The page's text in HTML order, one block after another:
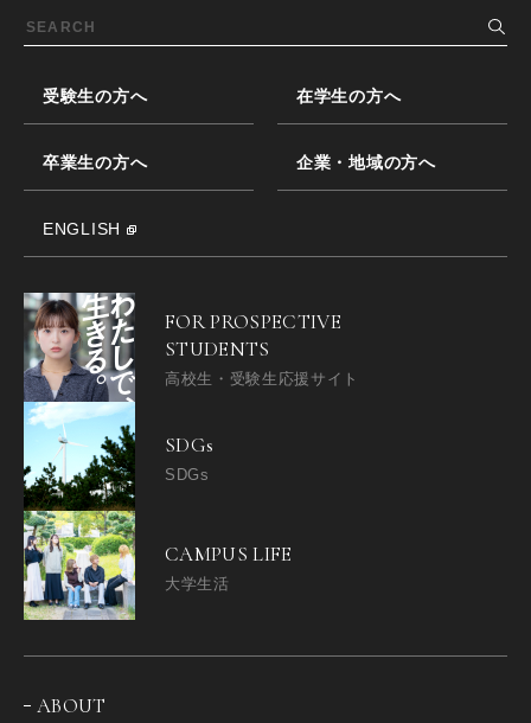
受験生の方へ 在学生の方へ
卒業生の方へ 企業・地域の方へ
ENGLISH
FOR PROSPECTIVE
STUDENTS
高校生・受験生応援サイト
SDGs
SDGs
CAMPUS LIFE
大学生活
ABOUT